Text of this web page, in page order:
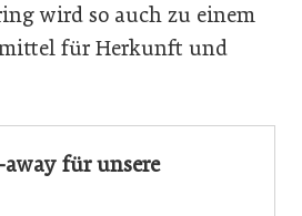
wird so auch zu einem
für Herkunft und
away für unsere